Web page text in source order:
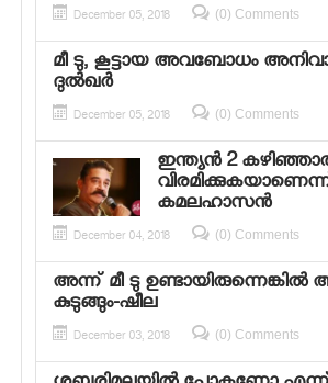
December 05, 2018 (0) Comments
മീ ടു, കൂട്ടായ അവബോധം
ദുല്‍ഖര്‍
December 05, 2018 (0) Comments
ഇന്ത്യന്‍ 2
കമലഹാസന്‍
December 04, 2018 (0) Comments
അന്ന് മീ ടു ഉണ്ടായിരുന്നെങ്കില്‍
കുടുങ്ങും-ഷീല
December 03, 2018 (0) Comments